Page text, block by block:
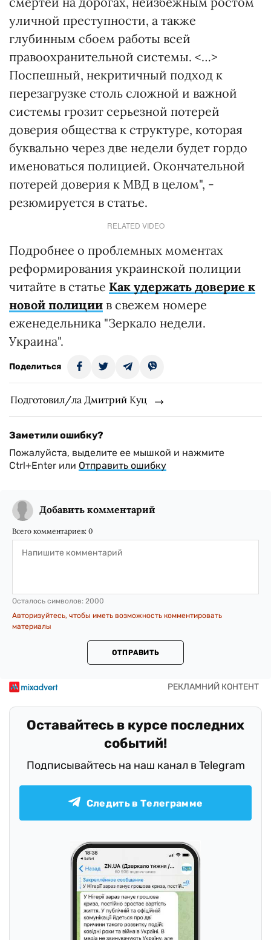
уличной преступности, а также
глубинным сбоем работы всей
правоохранительной системы. <…>
Поспешный, некритичный подход к
перезагрузке столь сложной и важной
системы грозит серьезной потерей
доверия общества к структуре, которая
буквально через две недели будет гордо
именоваться полицией. Окончательной
потерей доверия к МВД в целом", -
резюмируется в статье.
RELATED VIDEO
Подробнее о проблемных моментах
реформирования украинской полиции
читайте в статье Как удержать доверие к
новой полиции в свежем номере
еженедельника "Зеркало недели.
Украина".
Поделиться
Подготовил/ла Дмитрий Куц
Заметили ошибку?
Пожалуйста, выделите ее мышкой и нажмите
Ctrl+Enter или Отправить ошибку
Добавить комментарий
Всего комментариев: 0
Осталось символов: 2000
Авторизуйтесь, чтобы иметь возможность комментировать
материалы
ОТПРАВИТЬ
Оставайтесь в курсе последних
событий!
Подписывайтесь на наш канал в Telegram
Следить в Телеграмме